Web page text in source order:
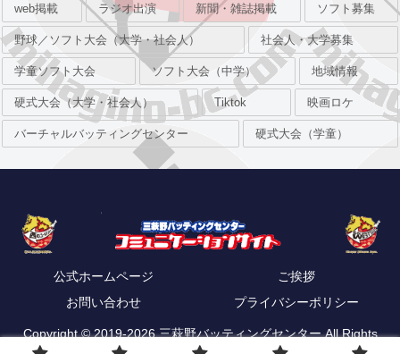
web掲載 ラジオ出演 新聞・雑誌掲載 ソフト募集
野球／ソフト大会（大学・社会人） 社会人・大学募集
学童ソフト大会 ソフト大会（中学） 地域情報
硬式大会（大学・社会人） Tiktok 映画ロケ
バーチャルバッティングセンター 硬式大会（学童）
公式ホームページ
ご挨拶
お問い合わせ
プライバシーポリシー
Copyright © 2019-2026 三萩野バッティングセンター All Rights